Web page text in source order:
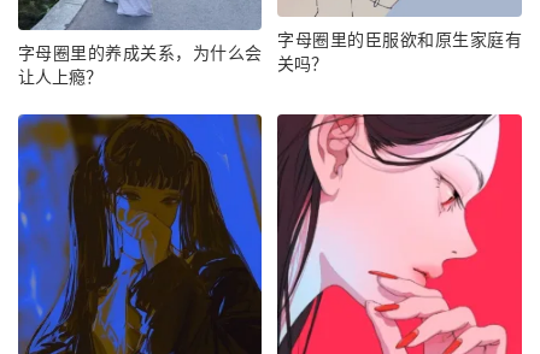
字母圈里的养成关系，为什么会
让人上瘾？
字母圈里的臣服欲和原生家庭有
关吗？